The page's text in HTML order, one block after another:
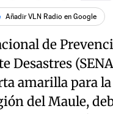
Añadir VLN Radio en Google
de
Desastres
amarilla para
del Maule,